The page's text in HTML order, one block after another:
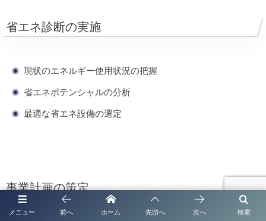
省エネ診断の実施
現状のエネルギー使用状況の把握
省エネポテンシャルの分析
最適な省エネ設備の選定
事業計画の策定
メニュー 検索
前へ ホーム 先頭へ 次へ